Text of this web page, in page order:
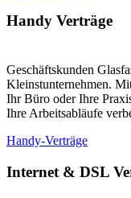
Handy Verträge
Geschäftskunden
Kleinstunternehmen.
Ihr Büro oder Ihre
Ihre Arbeitsabläufe
Handy-Verträge
Internet & DSL